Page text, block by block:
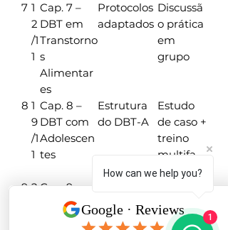
7 1
2
/1
1
Cap. 7 –
DBT em
Transtorno
s
Alimentar
es
Protocolos
adaptados
Discussã
o prática
em
grupo
8 1
9
/1
1
Cap. 8 –
DBT com
Adolescen
tes
Estrutura
do DBT-A
Estudo
de caso +
treino
multifa
miliar
9 2Cap. 9 –
DBT com
Famílias
nto de
familiares
a de
validaçã
How can we help you?
1